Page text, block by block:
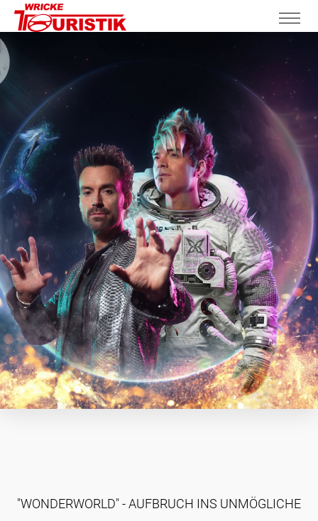
"WONDERWORLD" - AUFBRUCH INS UNMÖGLICHE